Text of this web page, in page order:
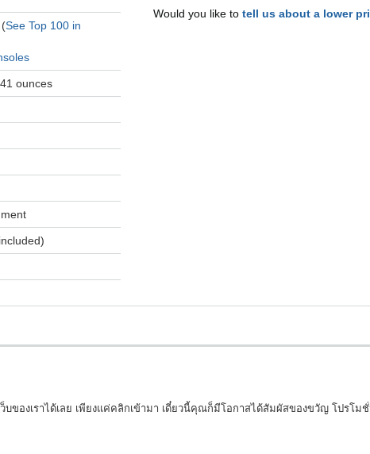
See Top 100 in
ounces
Would you like totell us about a lower
ของเราได้เลย เพียงแค่คลิกเข้ามา เดี๋ยวนี้คุณก็มีโอกาสได้สัมผัสของขวัญ โปรโม